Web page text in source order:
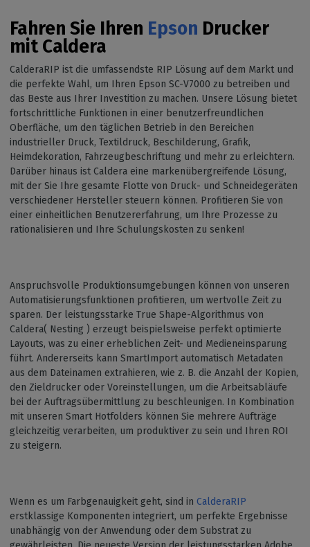
Fahren Sie Ihren Epson Drucker
mit Caldera
CalderaRIP ist die umfassendste RIP Lösung auf dem Markt und
die perfekte Wahl, um Ihren Epson SC-V7000 zu betreiben und
das Beste aus Ihrer Investition zu machen. Unsere Lösung bietet
fortschrittliche Funktionen in einer benutzerfreundlichen
Oberfläche, um den täglichen Betrieb in den Bereichen
industrieller Druck, Textildruck, Beschilderung, Grafik,
Heimdekoration, Fahrzeugbeschriftung und mehr zu erleichtern.
Darüber hinaus ist Caldera eine markenübergreifende Lösung,
mit der Sie Ihre gesamte Flotte von Druck- und Schneidegeräten
verschiedener Hersteller steuern können. Profitieren Sie von
einer einheitlichen Benutzererfahrung, um Ihre Prozesse zu
rationalisieren und Ihre Schulungskosten zu senken!
Anspruchsvolle Produktionsumgebungen können von unseren
Automatisierungsfunktionen profitieren, um wertvolle Zeit zu
sparen. Der leistungsstarke True Shape-Algorithmus von
Caldera( Nesting ) erzeugt beispielsweise perfekt optimierte
Layouts, was zu einer erheblichen Zeit- und Medieneinsparung
führt. Andererseits kann SmartImport automatisch Metadaten
aus dem Dateinamen extrahieren, wie z. B. die Anzahl der Kopien,
den Zieldrucker oder Voreinstellungen, um die Arbeitsabläufe
bei der Auftragsübermittlung zu beschleunigen. In Kombination
mit unseren Smart Hotfolders können Sie mehrere Aufträge
gleichzeitig verarbeiten, um produktiver zu sein und Ihren ROI
zu steigern.
Wenn es um Farbgenauigkeit geht, sind in CalderaRIP
erstklassige Komponenten integriert, um perfekte Ergebnisse
unabhängig von der Anwendung oder dem Substrat zu